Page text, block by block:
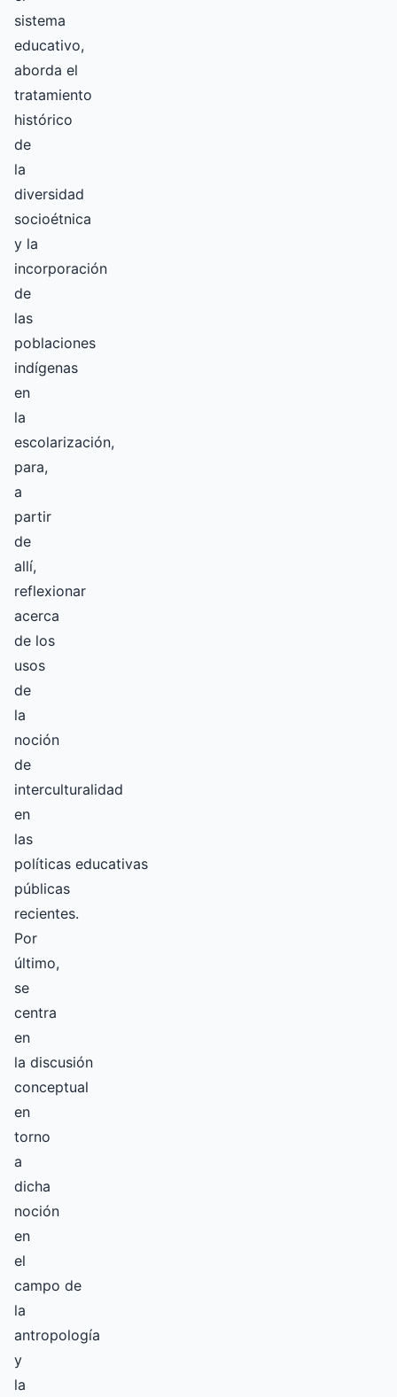
sistema
educativo,
aborda el
tratamiento
histórico
de
la
diversidad
socioétnica
y la
incorporación
de
las
poblaciones
indígenas
en
la
escolarización,
para,
a
partir
de
allí,
reflexionar
acerca
de los
usos
de
la
noción
de
interculturalidad
en
las
políticas educativas
públicas
recientes.
Por
último,
se
centra
en
la discusión
conceptual
en
torno
a
dicha
noción
en
el
campo de
la
antropología
y
la